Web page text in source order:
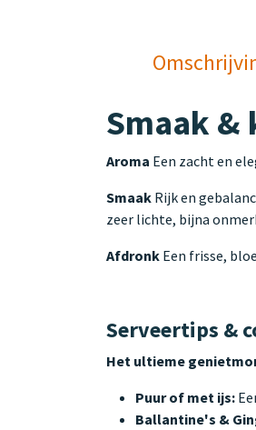
Smaak
Aroma Een zacht en
Smaak Rijk en
zeer lichte, bijna
Afdronk Een frisse,
Serveertips &
Het ultieme
Puur of met ijs:
Ballantine's &